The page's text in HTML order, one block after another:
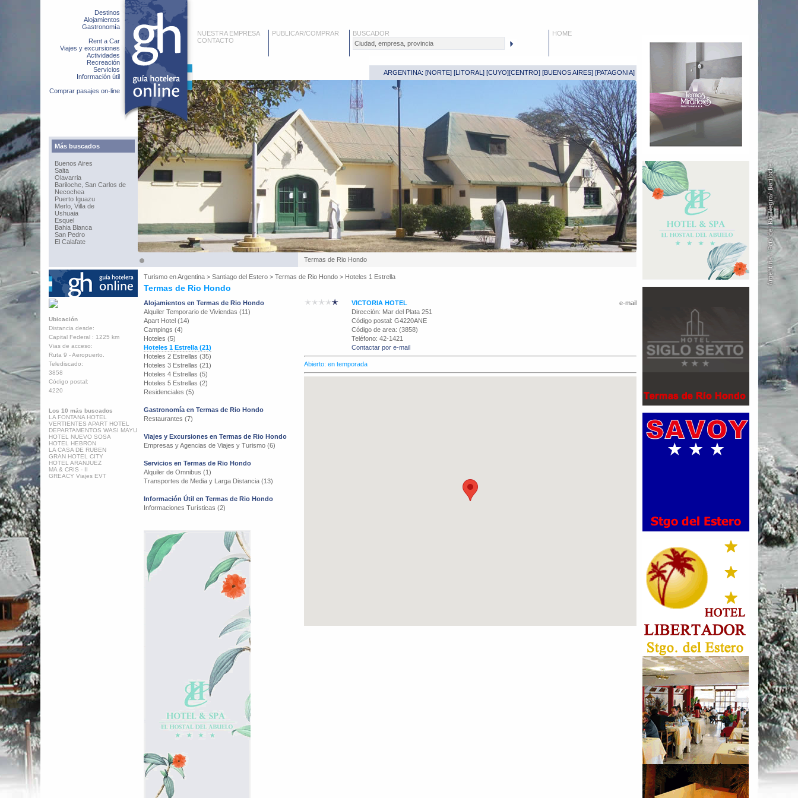
Destinos
Alojamientos
Gastronomía
Rent a Car
Viajes y excursiones
Actividades
Recreación
Servicios
Información útil
Comprar pasajes on-line
Más buscados
Buenos Aires
Salta
Olavarria
Bariloche, San Carlos de
Necochea
Puerto Iguazu
Merlo, Villa de
Ushuaia
Esquel
Bahia Blanca
San Pedro
El Calafate
NUESTRA EMPRESA
CONTACTO
PUBLICAR/COMPRAR BUSCADOR HOME
ARGENTINA: [NORTE] [LITORAL ] [CUYO][CENTRO] [BUENOS AIRES] [PATAGONIA]
Termas de Rio Hondo
Turismo enArgentina > Santiago del Estero > Termas de Rio Hondo > Hoteles 1 Estrella
Termas de Rio Hondo
Ubicación
Distancia desde:
Capital Federal : 1225 km
Vias de acceso:
Ruta 9 - Aeropuerto.
Telediscado:
3858
Código postal:
4220
Los 10 más buscados
LA FONTANA HOTEL
VERTIENTES APART HOTEL
DEPARTAMENTOS WASI MAYU
HOTEL NUEVO SOSA
HOTEL HEBRON
LA CASA DE RUBEN
GRAN HOTEL CITY
HOTEL ARANJUEZ
MA & CRIS - II
GREACY Viajes EVT
Alojamientos en Termas de Rio Hondo
Alquiler Temporario de Viviendas (11)
Apart Hotel (14)
Campings (4)
Hoteles (5)
Hoteles 1 Estrella (21)
Hoteles 2 Estrellas (35)
Hoteles 3 Estrellas (21)
Hoteles 4 Estrellas (5)
Hoteles 5 Estrellas (2)
Residenciales (5)
Gastronomía en Termas de Rio Hondo
Restaurantes (7)
Viajes y Excursiones en Termas de Rio Hondo
Empresas y Agencias de Viajes y Turismo (6)
Servicios en Termas de Rio Hondo
Alquiler de Omnibus (1)
Transportes de Media y Larga Distancia (13)
Información Útil en Termas de Rio Hondo
Informaciones Turísticas (2)
e-mail
VICTORIA HOTEL
Dirección: Mar del Plata 251
Código postal: G4220ANE
Código de area: (3858)
Teléfono: 42-1421
Contactar por e-mail
Abierto: en temporada